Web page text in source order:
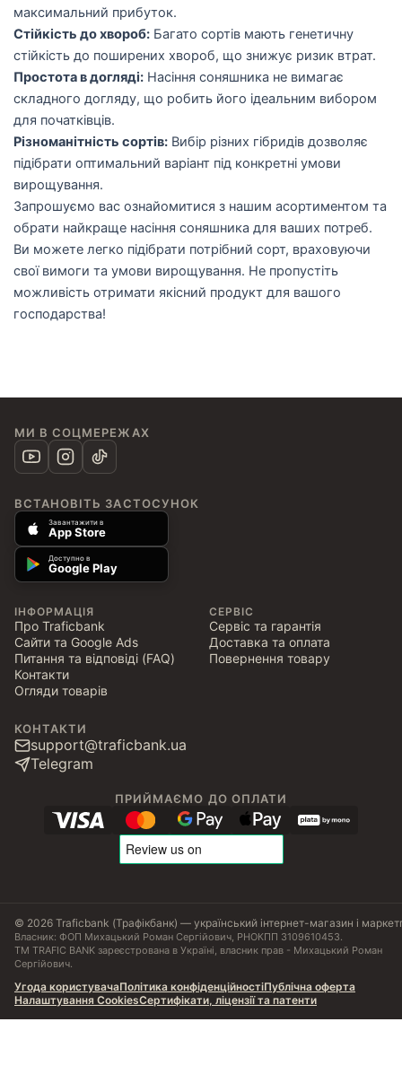
максимальний прибуток.
Стійкість до хвороб: Багато сортів мають генетичну
стійкість до поширених хвороб, що знижує ризик втрат.
Простота в догляді: Насіння соняшника не вимагає
складного догляду, що робить його ідеальним вибором
для початківців.
Різноманітність сортів: Вибір різних гібридів дозволяє
підібрати оптимальний варіант під конкретні умови
вирощування.
Запрошуємо вас ознайомитися з нашим асортиментом та
обрати найкраще насіння соняшника для ваших потреб.
Ви можете легко підібрати потрібний сорт, враховуючи
свої вимоги та умови вирощування. Не пропустіть
можливість отримати якісний продукт для вашого
господарства!
МИ В СОЦМЕРЕЖАХ
ВСТАНОВІТЬ ЗАСТОСУНОК
Завантажити в
App Store
Доступно в
Google Play
ІНФОРМАЦІЯ
Про Traficbank
Сайти та Google Ads
Питання та відповіді (FAQ)
Контакти
Огляди товарів
СЕРВІС
Сервіс та гарантія
Доставка та оплата
Повернення товару
КОНТАКТИ
support@traficbank.ua
Telegram
ПРИЙМАЄМО ДО ОПЛАТИ
© 2026 Traficbank (Трафікбанк) — український інтернет-магазин і
Власник: ФОП Михацький Роман Сергійович, РНОКПП 3109610453.
ТМ TRAFIC BANK зареєстрована в Україні, власник прав - Михацький Роман
Сергійович.
Угода користувачаПолітика конфіденційностіПублічна оферта
Налаштування CookiesСертифікати, ліцензії та патенти